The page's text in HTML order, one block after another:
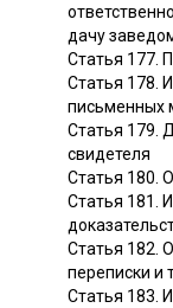
дачу
Статья 177.
Статья 178.
письменных
Статья 179.
свидетеля
Статья 180.
Статья 181.
Статья 182.
переписки и
Статья 183.